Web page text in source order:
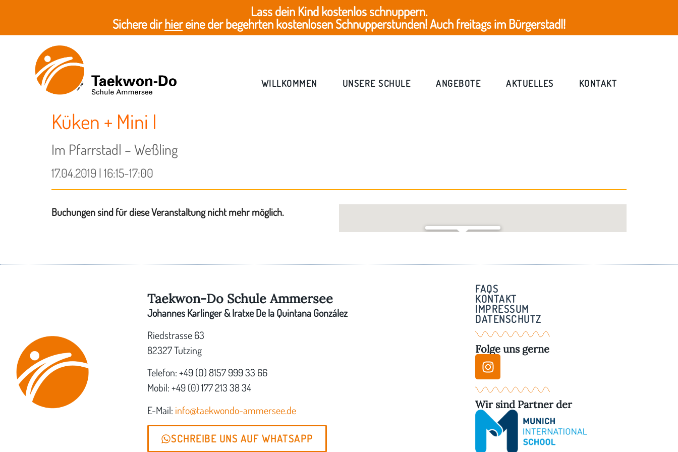
Lass dein Kind kostenlos schnuppern.
Sichere dirhiereine der begehrten kostenlosen Schnupperstunden! Auch freitags im Bürgerstadl!
WILLKOMMEN UNSERE SCHULE ANGEBOTE AKTUELLES KONTAKT
Küken + Mini I
Im Pfarrstadl – Weßling
17.04.2019 | 16:15-17:00
Buchungen sind für diese Veranstaltung nicht mehr möglich.
Taekwon-Do Schule Ammersee
Johannes Karlinger & Iratxe De la Quintana González
Riedstrasse 63
82327 Tutzing
Telefon: +49 (0) 8157 999 33 66
Mobil: +49 (0) 177 213 38 34
E-Mail: info@taekwondo-ammersee.de
SCHREIBE UNS AUF WHATSAPP
FAQS
KONTAKT
IMPRESSUM
DATENSCHUTZ
Folge uns gerne
Wir sind Partner der